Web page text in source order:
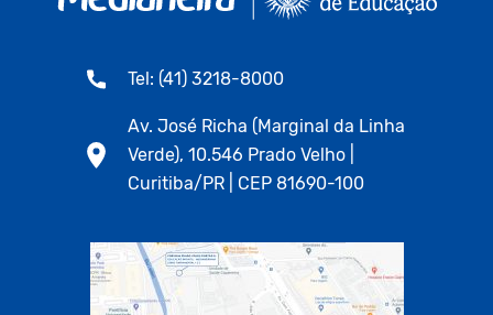
Tel: (41) 3218-8000
Av. José Richa (Marginal da Linha
Verde), 10.546 Prado Velho |
Curitiba/PR | CEP 81690-100